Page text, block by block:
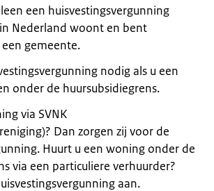
een huisvestingsvergunning
Nederland woont en bent
gemeente.
nodig als u een
onder de huursubsidiegrens.
via SVNK
Dan zorgen zij voor de
Huurt u een woning onder de
via een particuliere verhuurder?
aan.